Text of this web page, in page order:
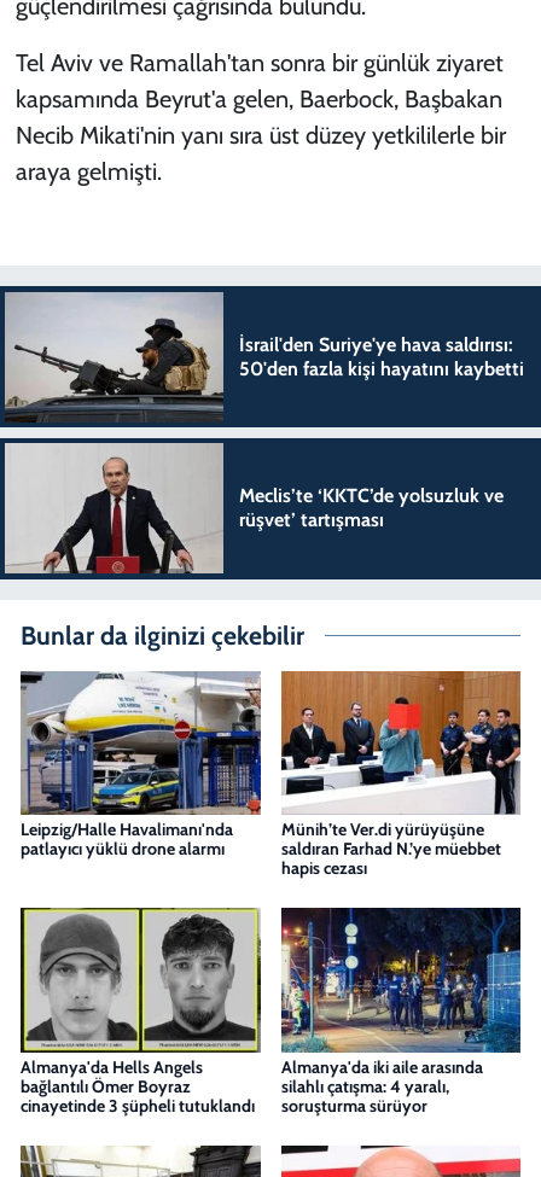
Tel Aviv ve Ramallah'tan sonra bir günlük ziyaret
kapsamında Beyrut'a gelen, Baerbock, Başbakan
Necib Mikati'nin yanı sıra üst düzey yetkililerle bir
araya gelmişti.
İsrail'den Suriye'ye hava saldırısı:
50'den fazla kişi hayatını kaybetti
Meclis’te ‘KKTC’de yolsuzluk ve
rüşvet’ tartışması
Bunlar da ilginizi çekebilir
Leipzig/Halle Havalimanı'nda
patlayıcı yüklü drone alarmı
Münih’te Ver.di yürüyüşüne
saldıran Farhad N.’ye müebbet
hapis cezası
Almanya'da Hells Angels
bağlantılı Ömer Boyraz
cinayetinde 3 şüpheli tutuklandı
Almanya'da iki aile arasında
silahlı çatışma: 4 yaralı,
soruşturma sürüyor